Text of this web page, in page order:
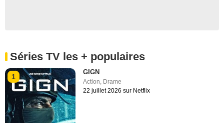
Séries TV les + populaires
1
GIGN
Action, Drame
22 juillet 2026 sur Netflix